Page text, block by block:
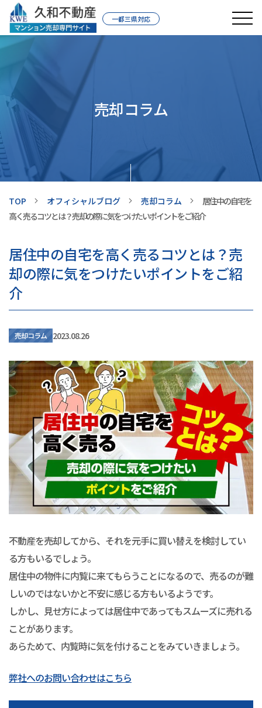
一都三県対応
売却コラム
TOP オフィシャルブログ 売却コラム
居住中の自宅を
高く売るコツとは？売却の際に気をつけたいポイントをご紹介
居住中の自宅を高く売るコツとは？売
却の際に気をつけたいポイントをご紹
介
売却コラム 2023.08.26
不動産を売却してから、それを元手に買い替えを検討してい
る方もいるでしょう。
居住中の物件に内覧に来てもらうことになるので、売るのが難
しいのではないかと不安に感じる方もいるようです。
しかし、見せ方によっては居住中であってもスムーズに売れる
ことがあります。
あらためて、内覧時に気を付けることをみていきましょう。
弊社へのお問い合わせはこちら